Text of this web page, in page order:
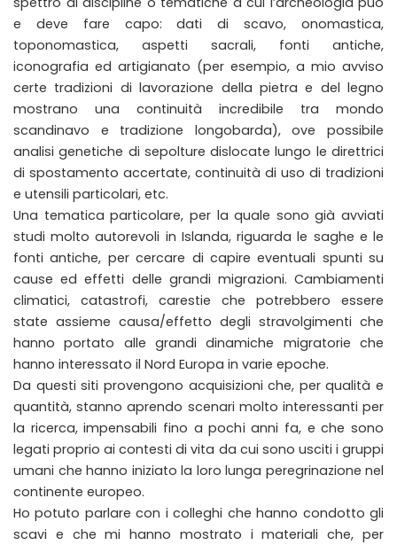
e deve fare capo: dati di scavo, onomastica,
toponomastica, aspetti sacrali, fonti antiche,
iconografia ed artigianato (per esempio, a mio avviso
certe tradizioni di lavorazione della pietra e del legno
mostrano una continuità incredibile tra mondo
scandinavo e tradizione longobarda), ove possibile
analisi genetiche di sepolture dislocate lungo le direttrici
di spostamento accertate, continuità di uso di tradizioni
e utensili particolari, etc.
Una tematica particolare, per la quale sono già avviati
studi molto autorevoli in Islanda, riguarda le saghe e le
fonti antiche, per cercare di capire eventuali spunti su
cause ed effetti delle grandi migrazioni. Cambiamenti
climatici, catastrofi, carestie che potrebbero essere
state assieme causa/effetto degli stravolgimenti che
hanno portato alle grandi dinamiche migratorie che
hanno interessato il Nord Europa in varie epoche.
Da questi siti provengono acquisizioni che, per qualità e
quantità, stanno aprendo scenari molto interessanti per
la ricerca, impensabili fino a pochi anni fa, e che sono
legati proprio ai contesti di vita da cui sono usciti i gruppi
umani che hanno iniziato la loro lunga peregrinazione nel
continente europeo.
Ho potuto parlare con i colleghi che hanno condotto gli
scavi e che mi hanno mostrato i materiali che, per